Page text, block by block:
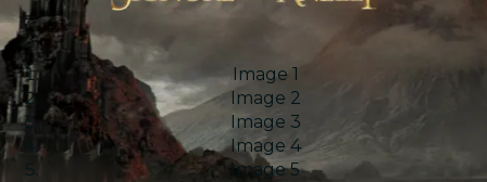
Image 1
Image 2
Image 3
Image 4
Image 5